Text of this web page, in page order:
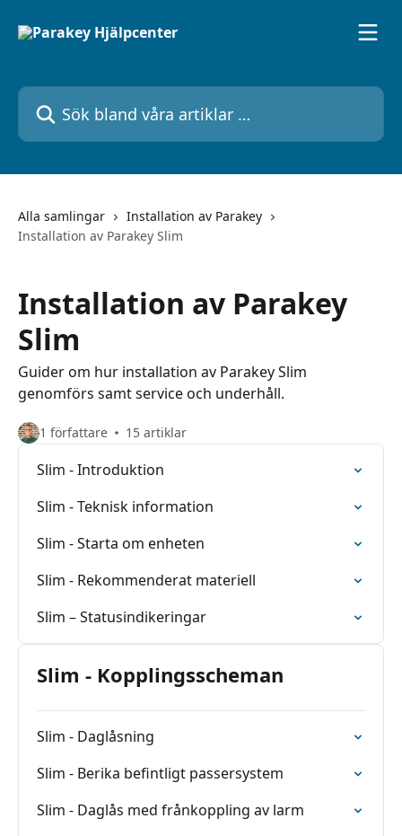
Sök bland våra artiklar …
Alla samlingar
Installation av Parakey
Installation av Parakey Slim
Installation av Parakey
Slim
Guider om hur installation av Parakey Slim
genomförs samt service och underhåll.
1 författare 15 artiklar
Slim - Introduktion
Slim - Teknisk information
Slim - Starta om enheten
Slim - Rekommenderat materiell
Slim – Statusindikeringar
Slim - Kopplingsscheman
Slim - Daglåsning
Slim - Berika befintligt passersystem
Slim - Daglås med frånkoppling av larm